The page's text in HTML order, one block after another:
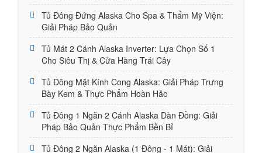
Tủ Đông Đứng Alaska Cho Spa & Thẩm Mỹ Viện:
Giải Pháp Bảo Quản
Tủ Mát 2 Cánh Alaska Inverter: Lựa Chọn Số 1
Cho Siêu Thị & Cửa Hàng Trái Cây
Tủ Đông Mặt Kính Cong Alaska: Giải Pháp Trưng
Bày Kem & Thực Phẩm Hoàn Hảo
Tủ Đông 1 Ngăn 2 Cánh Alaska Dàn Đồng: Giải
Pháp Bảo Quản Thực Phẩm Bền Bỉ
Tủ Đông 2 Ngăn Alaska (1 Đông - 1 Mát): Giải